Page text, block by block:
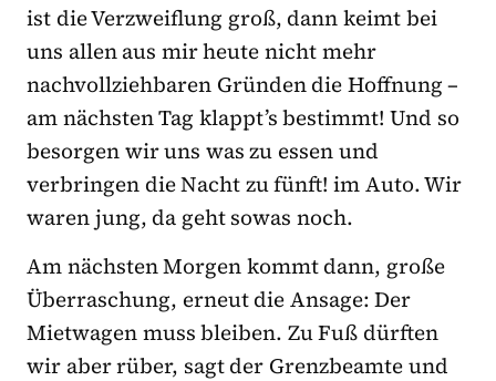
ist die Verzweiflung groß, dann keimt bei
uns allen aus mir heute nicht mehr
nachvollziehbaren Gründen die Hoffnung –
am nächsten Tag klappt’s bestimmt! Und so
besorgen wir uns was zu essen und
verbringen die Nacht zu fünft! im Auto. Wir
waren jung, da geht sowas noch.
Am nächsten Morgen kommt dann, große
Überraschung, erneut die Ansage: Der
Mietwagen muss bleiben. Zu Fuß dürften
wir aber rüber, sagt der Grenzbeamte und